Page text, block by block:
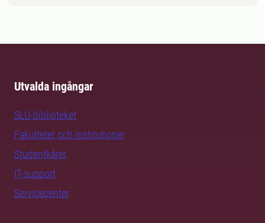
Utvalda ingångar
SLU-biblioteket
Fakulteter och institutioner
Studentkårer
IT-support
Servicecenter